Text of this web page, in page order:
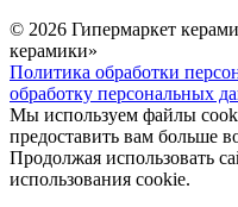
© 2026 Гипермаркет
керамики»
Политика обработки
обработку персональных
Мы используем файлы
предоставить вам больше
Продолжая использовать
использования cookie.